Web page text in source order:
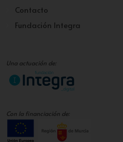
Contacto
Fundación Integra
Una actuación de:
Con la financiación de: